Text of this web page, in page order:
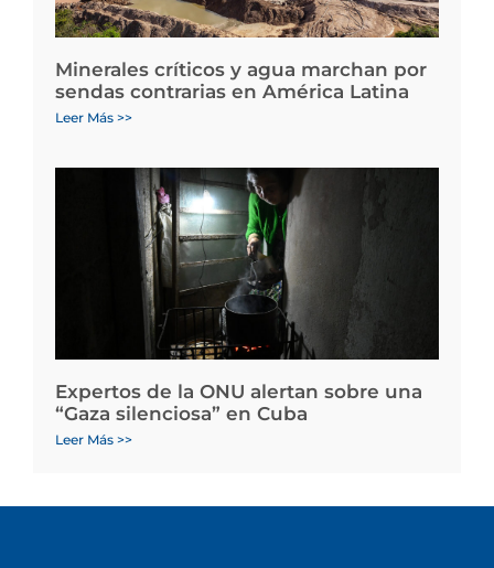
Minerales críticos y agua marchan por
sendas contrarias en América Latina
Leer Más >>
Expertos de la ONU alertan sobre una
“Gaza silenciosa” en Cuba
Leer Más >>